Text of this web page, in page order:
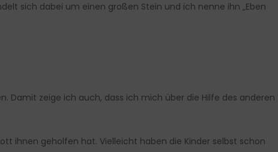
sich dabei um einen großen Stein und ich nenne ihn „Eben
Damit zeige ich auch, dass ich mich über die Hilfe des anderen
ihnen geholfen hat. Vielleicht haben die Kinder selbst schon